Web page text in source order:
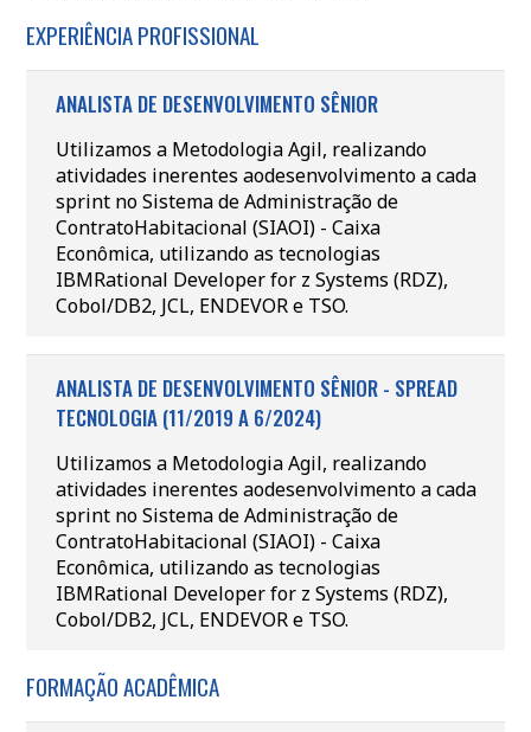
EXPERIÊNCIA PROFISSIONAL
ANALISTA DE DESENVOLVIMENTO SÊNIOR
Utilizamos a Metodologia Agil, realizando
atividades inerentes aodesenvolvimento a cada
sprint no Sistema de Administração de
ContratoHabitacional (SIAOI) - Caixa
Econômica, utilizando as tecnologias
IBMRational Developer for z Systems (RDZ),
Cobol/DB2, JCL, ENDEVOR e TSO.
ANALISTA DE DESENVOLVIMENTO SÊNIOR - SPREAD
TECNOLOGIA (11/2019 A 6/2024)
Utilizamos a Metodologia Agil, realizando
atividades inerentes aodesenvolvimento a cada
sprint no Sistema de Administração de
ContratoHabitacional (SIAOI) - Caixa
Econômica, utilizando as tecnologias
IBMRational Developer for z Systems (RDZ),
Cobol/DB2, JCL, ENDEVOR e TSO.
FORMAÇÃO ACADÊMICA